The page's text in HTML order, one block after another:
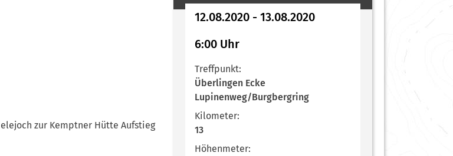
zur Kemptner Hütte Aufstieg
12.08.2020 - 13.08.2020
6:00 Uhr
Treffpunkt:
Überlingen Ecke
Lupinenweg/Burgbergring
Kilometer:
13
Höhenmeter: